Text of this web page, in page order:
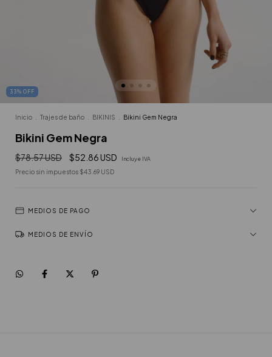
33% OFF
Inicio Trajes de baño BIKINIS Bikini Gem Negra
Bikini Gem Negra
$78.57 USD $52.86 USD Incluye IVA
Precio sin impuestos $43.69 USD
MEDIOS DE PAGO
MEDIOS DE ENVÍO